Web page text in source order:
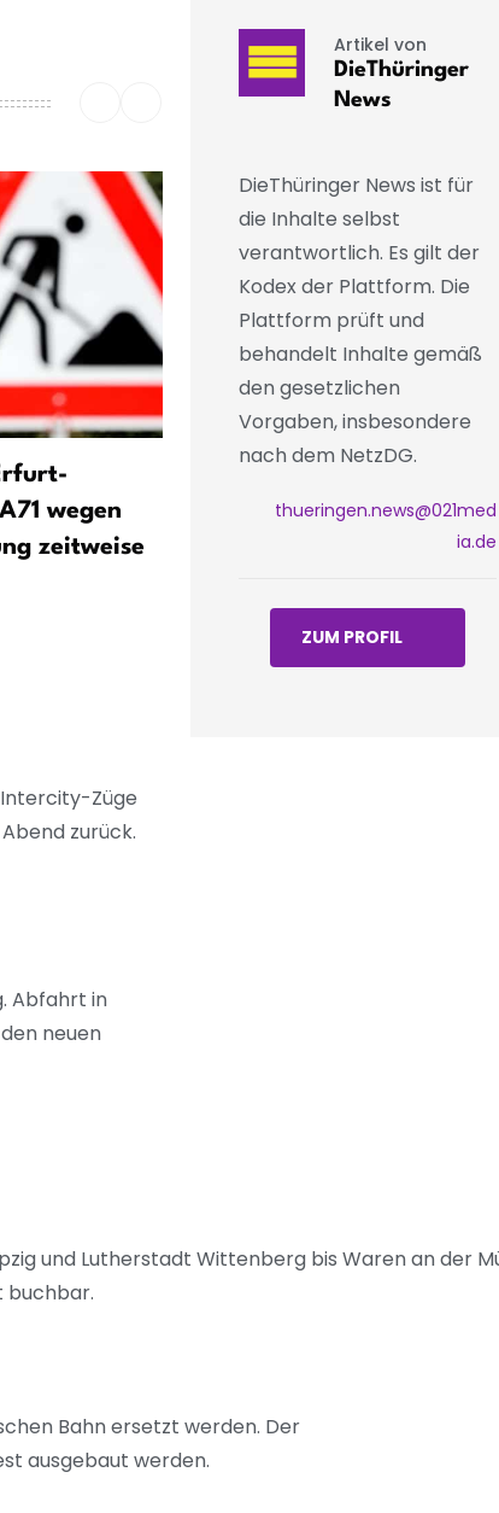
wegen
zeitweise
in Thüringen mit Alt- und
Züge
zurück.
Abfahrt in
neuen
Artikel von
DieThüringer
News
DieThüringer News ist für
die Inhalte selbst
verantwortlich. Es gilt der
Kodex der Plattform. Die
Plattform prüft und
behandelt Inhalte gemäß
den gesetzlichen
Vorgaben, insbesondere
nach dem NetzDG.
thueringen.news@021med
ia.de
ZUM PROFIL
und Lutherstadt Wittenberg bis Waren an der
buchbar.
Bahn ersetzt werden. Der
ausgebaut werden.